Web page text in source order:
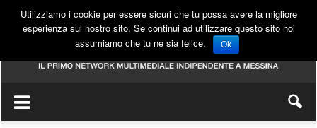
Utilizziamo i cookie per essere sicuri che tu possa avere la migliore
esperienza sul nostro sito. Se continui ad utilizzare questo sito noi
assumiamo che tu ne sia felice.
Ok